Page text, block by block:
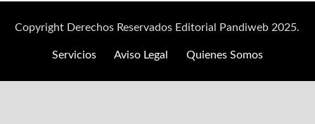
Copyright Derechos Reservados Editorial Pandiweb 2025.
Servicios Aviso Legal Quienes Somos